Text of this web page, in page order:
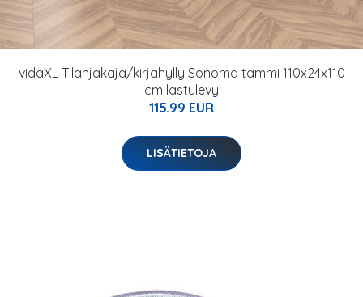
vidaXL Tilanjakaja/kirjahylly Sonoma tammi 110x24x110
cm lastulevy
115.99 EUR
LISÄTIETOJA